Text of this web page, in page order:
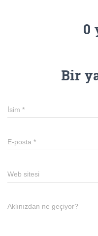
0
Bir
İsim *
E-posta *
Web sitesi
Aklınızdan ne geçiyor?